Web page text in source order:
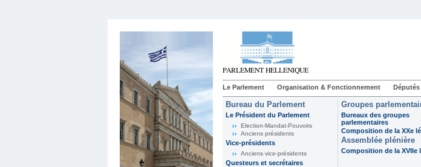
Le Parlement Organisation & Fonctionnement Députés
Bureau du Parlement
Le Président du Parlement
Election-Mandat-Pouvoirs
Anciens présidents
Vice-présidents
Anciens vice-présidents
Questeurs et secrétaires
Groupes
Bureaux des groupes
parlementaires
Composition de la XXe
Assemblée plénière
Composition de la XVIIe